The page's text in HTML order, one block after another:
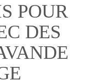
POUR
DES